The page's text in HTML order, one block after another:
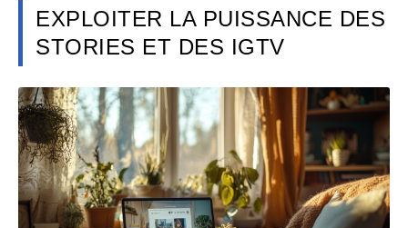
EXPLOITER LA PUISSANCE DES
STORIES ET DES IGTV